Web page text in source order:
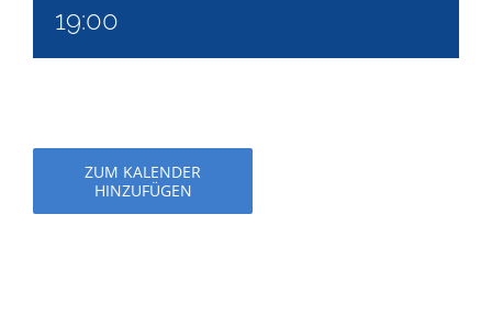
19:00
ZUM KALENDER
HINZUFÜGEN